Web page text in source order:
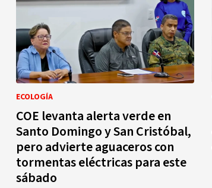
ECOLOGÍA
COE levanta alerta verde en
Santo Domingo y San Cristóbal,
pero advierte aguaceros con
tormentas eléctricas para este
sábado